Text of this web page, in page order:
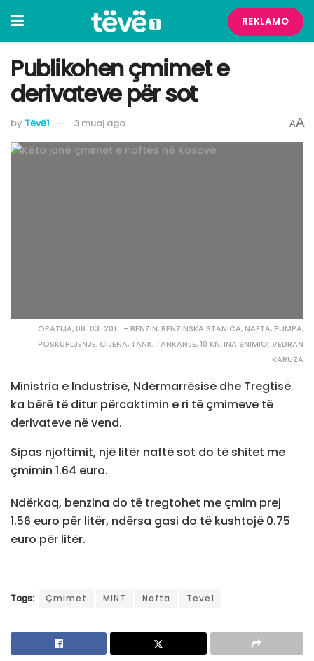
REKLAMO
Publikohen çmimet e
derivateve për sot
by Tëvë1 3 muaj ago AA
OPATIJA, 08. 03. 2011. - BENZIN, BENZINSKA STANICA, NAFTA, PUMPA,
POSKUPLJENJE, CIJENA, TANK, TANKANJE, 10 KN, INA SNIMIO: VEDRAN
KARUZA
Ministria e Industrisë, Ndërmarrësisë dhe Tregtisë
ka bërë të ditur përcaktimin e ri të çmimeve të
derivateve në vend.
Sipas njoftimit, një litër naftë sot do të shitet me
çmimin 1.64 euro.
Ndërkaq, benzina do të tregtohet me çmim prej
1.56 euro për litër, ndërsa gasi do të kushtojë 0.75
euro për litër.
Tags: Çmimet MINT Nafta Teve1